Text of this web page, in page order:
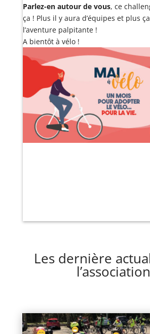
Parlez-en autour de vous, ce
ça ! Plus il y aura d’équipes et plus
l’aventure palpitante !
A bientôt à vélo !
Les dernière
l’association